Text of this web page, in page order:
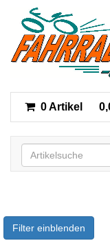
0 Artikel
Filter einblenden